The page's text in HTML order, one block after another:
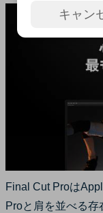
Final Cut Proは
Proと肩を並べる存
キャン